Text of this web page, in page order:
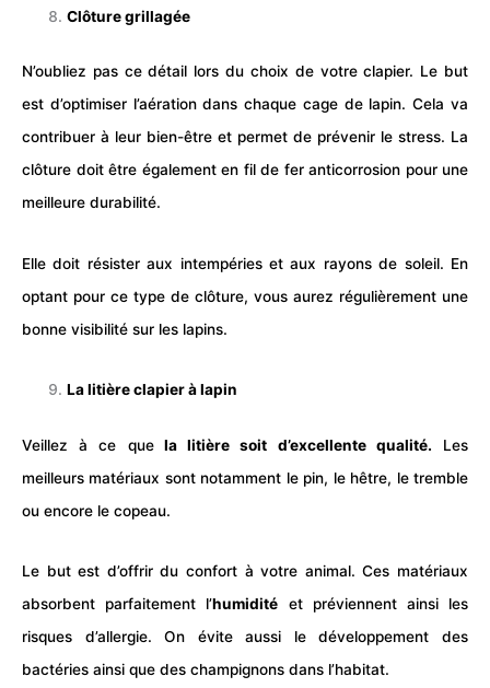
Clôture grillagée
N’oubliez pas ce détail lors du choix de votre clapier. Le but
est d’optimiser l’aération dans chaque cage de lapin. Cela va
contribuer à leur bien-être et permet de prévenir le stress. La
clôture doit être également en fil de fer anticorrosion pour une
meilleure durabilité.
Elle doit résister aux intempéries et aux rayons de soleil. En
optant pour ce type de clôture, vous aurez régulièrement une
bonne visibilité sur les lapins.
La litière clapier à lapin
Veillez à ce quela litière soit d’excellente qualité. Les
meilleurs matériaux sont notamment le pin, le hêtre, le tremble
ou encore le copeau.
Le but est d’offrir du confort à votre animal. Ces matériaux
absorbent parfaitement l’humidité et préviennent ainsi les
risques d’allergie. On évite aussi le développement des
bactéries ainsi que des champignons dans l’habitat.